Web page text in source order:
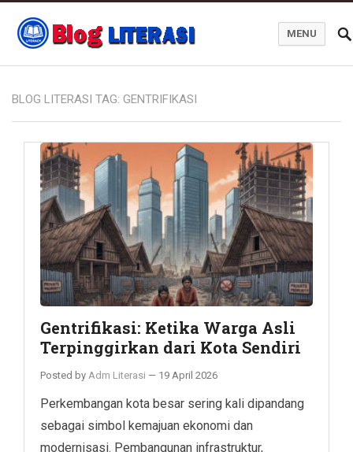
MENU
BLOG LITERASI TAG: GENTRIFIKASI
Gentrifikasi: Ketika Warga Asli
Terpinggirkan dari Kota Sendiri
Posted by Adm Literasi — 19 April 2026
Perkembangan kota besar sering kali dipandang
sebagai simbol kemajuan ekonomi dan
modernisasi. Pembangunan infrastruktur,